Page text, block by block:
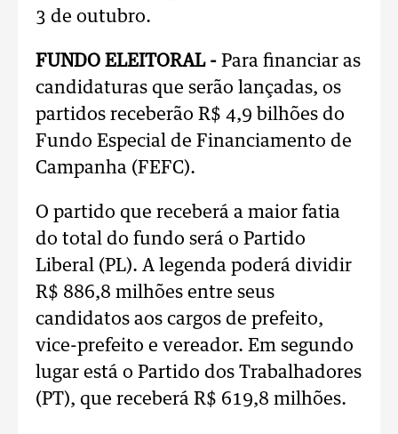
3 de outubro.
FUNDO ELEITORAL - Para financiar as
candidaturas que serão lançadas, os
partidos receberão R$ 4,9 bilhões do
Fundo Especial de Financiamento de
Campanha (FEFC).
O partido que receberá a maior fatia
do total do fundo será o Partido
Liberal (PL). A legenda poderá dividir
R$ 886,8 milhões entre seus
candidatos aos cargos de prefeito,
vice-prefeito e vereador. Em segundo
lugar está o Partido dos Trabalhadores
(PT), que receberá R$ 619,8 milhões.